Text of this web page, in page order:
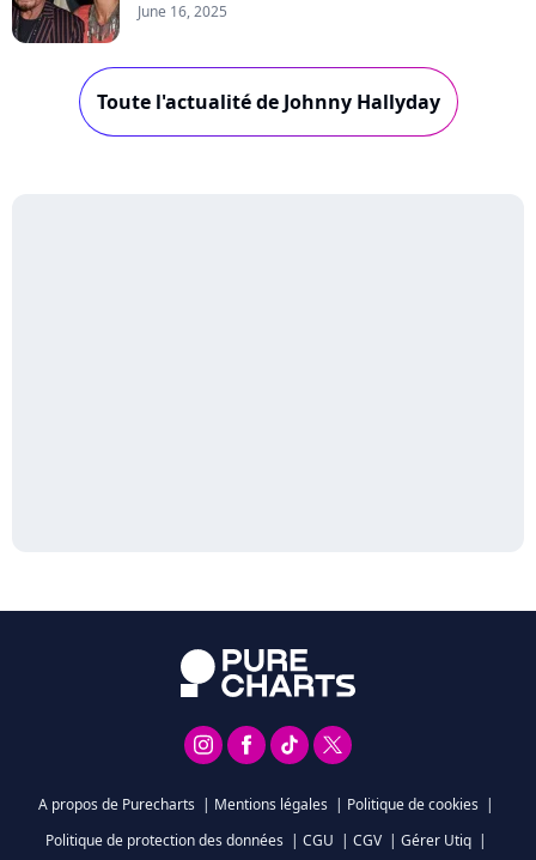
June 16, 2025
Toute l'actualité de Johnny Hallyday
A propos de Purecharts | Mentions légales | Politique de cookies |
Politique de protection des données | CGU | CGV | Gérer Utiq |